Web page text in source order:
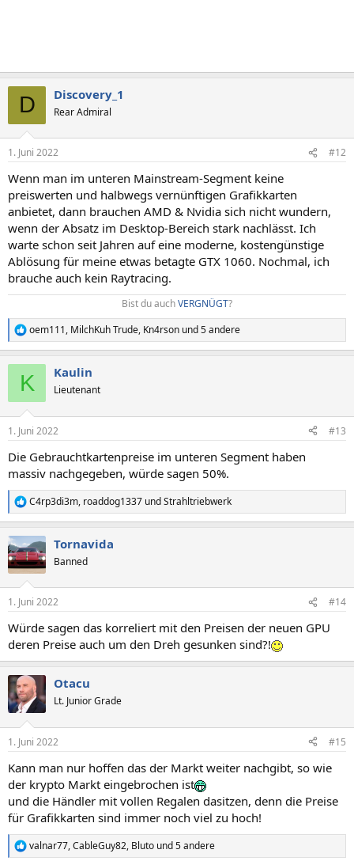
D Discovery_1
Rear Admiral
1. Juni 2022 #12
Wenn man im unteren Mainstream-Segment keine
preiswerten und halbwegs vernünftigen Grafikkarten
anbietet, dann brauchen AMD & Nvidia sich nicht wundern,
wenn der Absatz im Desktop-Bereich stark nachlässt. Ich
warte schon seit Jahren auf eine moderne, kostengünstige
Ablösung für meine etwas betagte GTX 1060. Nochmal, ich
brauche auch kein Raytracing.
Bist du auchVERGNÜGT?​
R
e
e
:
oem111, MilchKuh Trude, Kn4rson und 5 andere
K Kaulin
Lieutenant
1. Juni 2022 #13
Die Gebrauchtkartenpreise im unteren Segment haben
massiv nachgegeben, würde sagen 50%.
R
e
k
t
i
e
:
C4rp3di3m, roaddog1337 undStrahltriebwerk
Tornavida
Banned
1. Juni 2022 #14
Würde sagen das korreliert mit den Preisen der neuen GPU
deren Preise auch um den Dreh gesunken sind?!
Otacu
Lt. Junior Grade
1. Juni 2022 #15
Kann man nur hoffen das der Markt weiter nachgibt, so wie
der krypto Markt eingebrochen ist
und die Händler mit vollen Regalen dasitzen, denn die Preise
für Grafikkarten sind immer noch viel zu hoch!
R
valnar77,CableGuy82, Bluto und 5 andere